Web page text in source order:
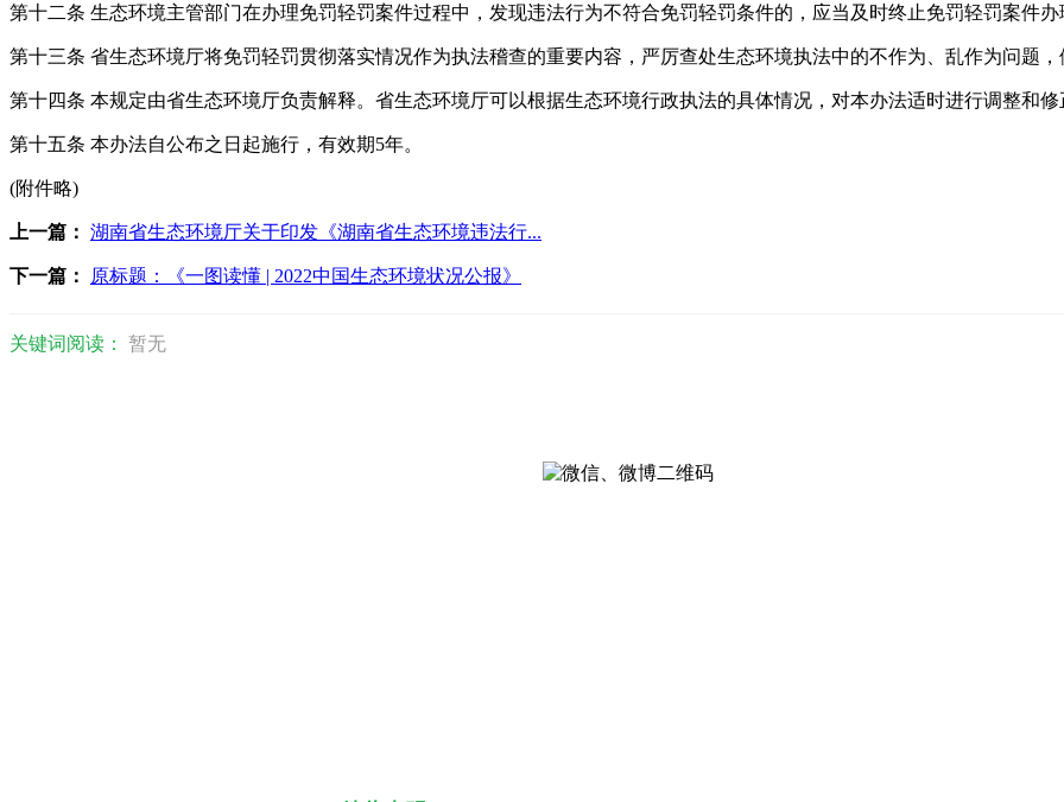
第十二条 生态环境主管部门在办理免罚轻罚案件过程中，发现违法行为不符合免罚轻罚条件的，应当及时终止免罚轻罚案件
第十三条 省生态环境厅将免罚轻罚贯彻落实情况作为执法稽查的重要内容，严厉查处生态环境执法中的不作为、乱作为问题
第十四条 本规定由省生态环境厅负责解释。省生态环境厅可以根据生态环境行政执法的具体情况，对本办法适时进行调整和修
第十五条 本办法自公布之日起施行，有效期5年。
(附件略)
上一篇： 湖南省生态环境厅关于印发《湖南省生态环境违法行...
下一篇： 原标题：《一图读懂 | 2022中国生态环境状况公报》
关键词阅读： 暂无